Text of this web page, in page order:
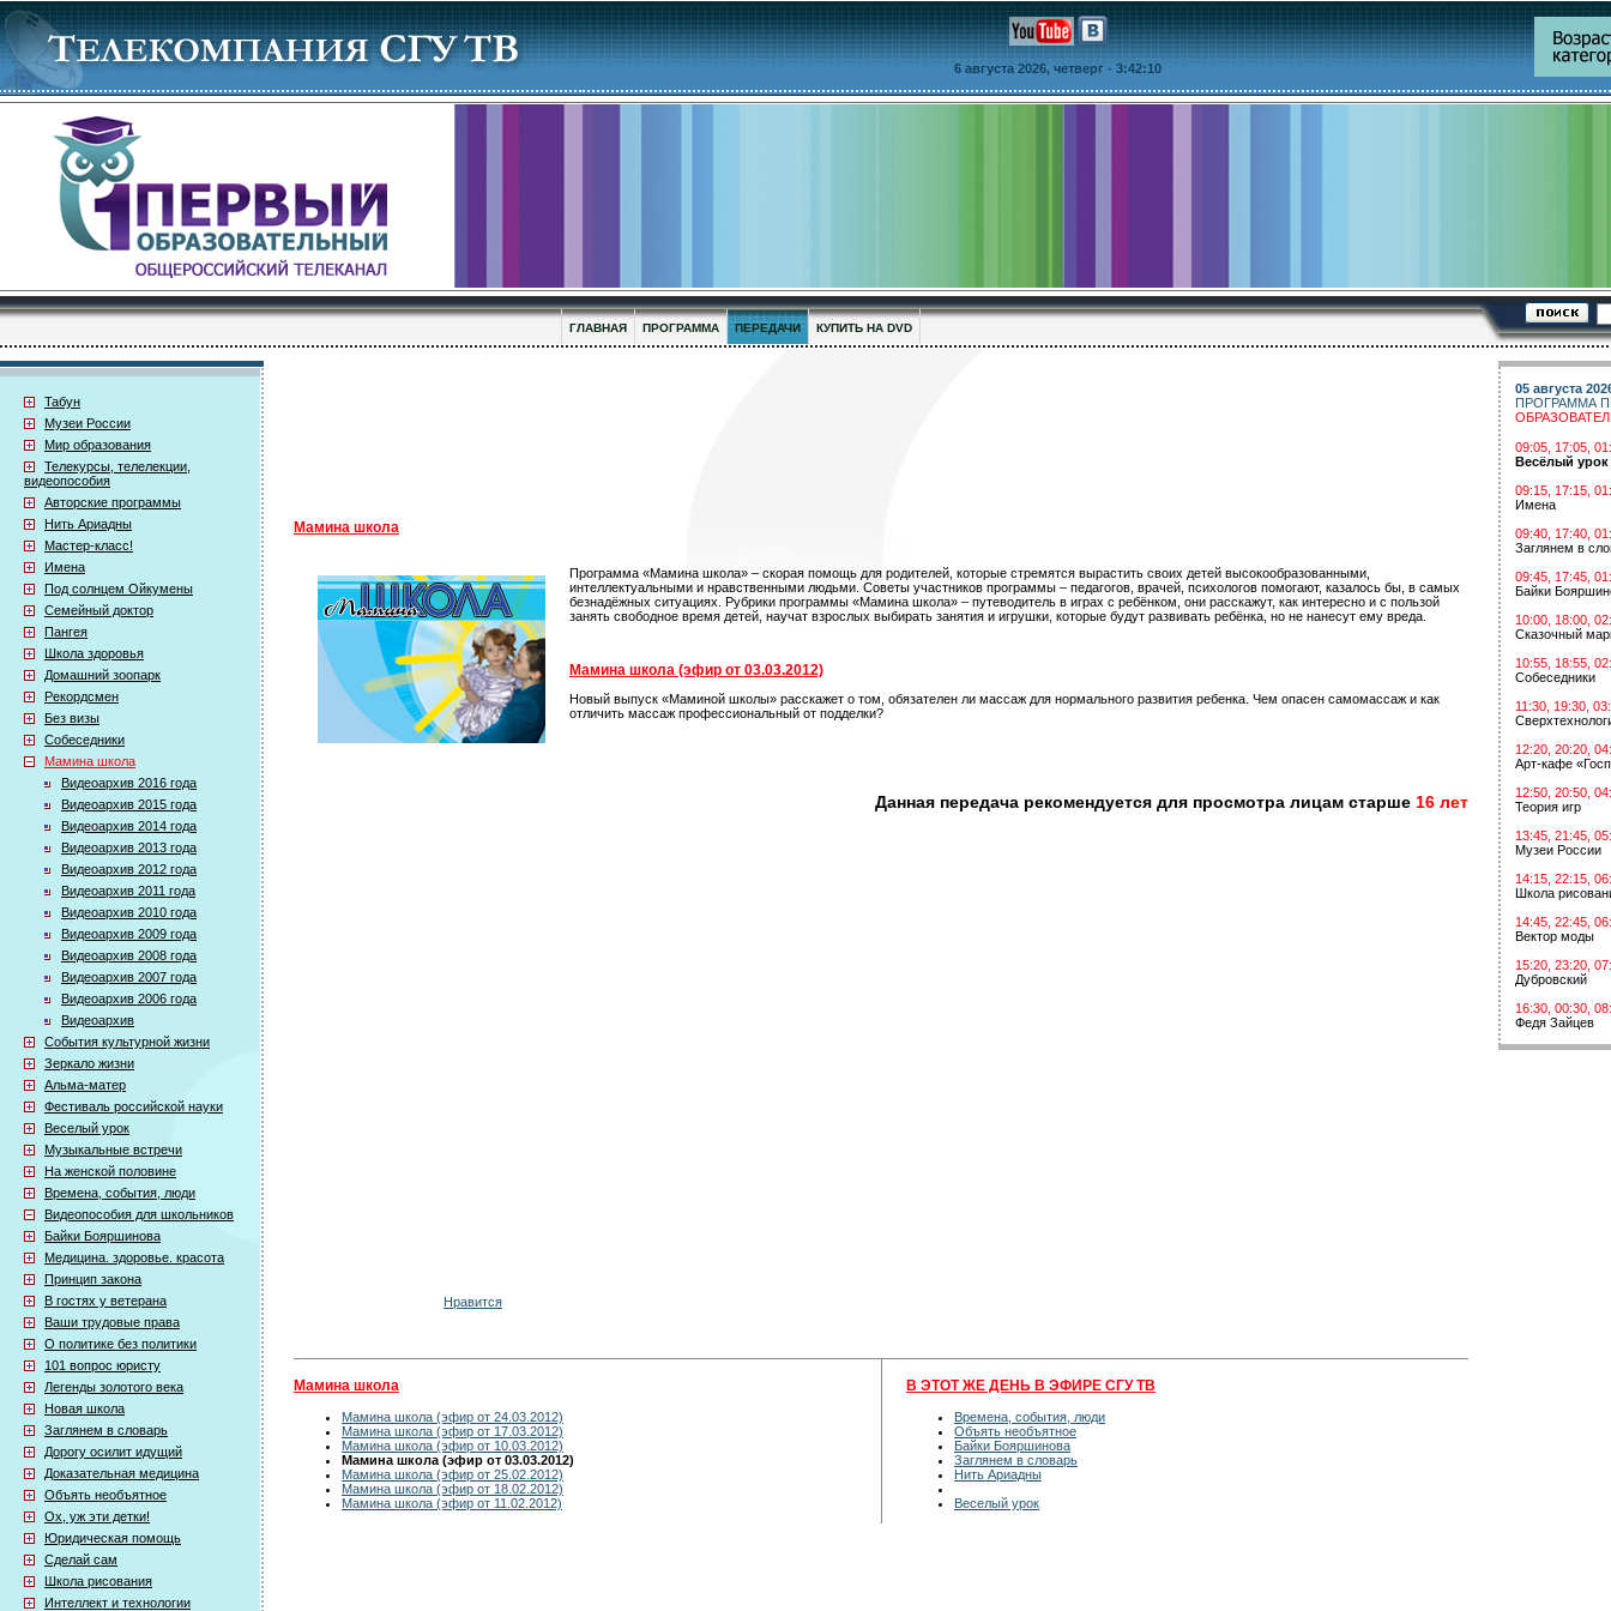
6 августа 2026, четверг- 3:42:11
ГЛАВНАЯ ПРОГРАММА ПЕРЕДАЧИ КУПИТЬ НА DVD
Табун
Музеи России
Мир образования
Телекурсы, телелекции,
видеопособия
Авторские программы
Нить Ариадны
Мастер-класс!
Имена
Под солнцем Ойкумены
Семейный доктор
Пангея
Школа здоровья
Домашний зоопарк
Рекордсмен
Без визы
Собеседники
Мамина школа
Видеоархив 2016 года
Видеоархив 2015 года
Видеоархив 2014 года
Видеоархив 2013 года
Видеоархив 2012 года
Видеоархив 2011 года
Видеоархив 2010 года
Видеоархив 2009 года
Видеоархив 2008 года
Видеоархив 2007 года
Видеоархив 2006 года
Видеоархив
События культурной жизни
Зеркало жизни
Альма-матер
Фестиваль российской науки
Веселый урок
Музыкальные встречи
На женской половине
Времена, события, люди
Видеопособия для школьников
Байки Бояршинова
Медицина. здоровье. красота
Принцип закона
В гостях у ветерана
Ваши трудовые права
О политике без политики
101 вопрос юристу
Легенды золотого века
Новая школа
Заглянем в словарь
Дорогу осилит идущий
Доказательная медицина
Объять необъятное
Ох, уж эти детки!
Юридическая помощь
Сделай сам
Школа рисования
Интеллект и технологии
Мамина школа
Программа «Мамина школа» – скорая помощь для родителей, которые стремятся вырастить своих детей высокообразованными,
интеллектуальными и нравственными людьми. Советы участников программы – педагогов, врачей, психологов помогают, казалось бы, в самых
безнадёжных ситуациях. Рубрики программы «Мамина школа» – путеводитель в играх с ребёнком, они расскажут, как интересно и с пользой
занять свободное время детей, научат взрослых выбирать занятия и игрушки, которые будут развивать ребёнка, но не нанесут ему вреда.
Мамина школа (эфир от 03.03.2012)
Новый выпуск «Маминой школы» расскажет о том, обязателен ли массаж для нормального развития ребенка. Чем опасен самомассаж и как
отличить массаж профессиональный от подделки?
Данная передача рекомендуется для просмотра лицам старше 16 лет
Нравится
Мамина школа
Мамина школа (эфир от 24.03.2012)
Мамина школа (эфир от 17.03.2012)
Мамина школа (эфир от 10.03.2012)
Мамина школа (эфир от 03.03.2012)
Мамина школа (эфир от 25.02.2012)
Мамина школа (эфир от 18.02.2012)
Мамина школа (эфир от 11.02.2012)
В ЭТОТ ЖЕ ДЕНЬ В ЭФИРЕ СГУ ТВ
Времена, события, люди
Объять необъятное
Байки Бояршинова
Заглянем в словарь
Нить Ариадны
Веселый урок
05 августа
ПРОГРАММА
09:05, 17:05,
Весёлый урок
09:15, 17:15,
Имена
09:40, 17:40,
Заглянем в
09:45, 17:45,
Байки
10:00, 18:00,
Сказочный
10:55, 18:55,
Собеседники
11:30, 19:30,
12:20, 20:20,
Арт-кафе
12:50, 20:50,
Теория игр
13:45, 21:45,
Музеи России
14:15, 22:15,
Школа
14:45, 22:45,
Вектор моды
15:20, 23:20,
Дубровский
16:30, 00:30,
Федя Зайцев